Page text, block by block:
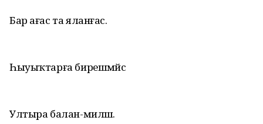
Бар ағас та яланғас.
Һыуыҡтарға бирешмәйсә
Ултыра балан-миләш.